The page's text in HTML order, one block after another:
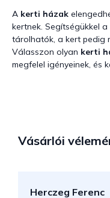
A kerti házak
kertnek. Segítségükkel
tárolhatók, a kert pedig
Válasszon olyan kerti
megfelel igényeinek, és
Vásárlói
Herczeg Ferenc